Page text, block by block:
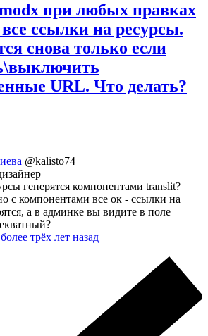
при любых правках
ссылки на ресурсы.
снова только если
URL. Что делать?
@kalisto74
генерятся компонентами translit?
с компонентами все ок - ссылки на
а в админке вы видите в поле
более трёх лет назад